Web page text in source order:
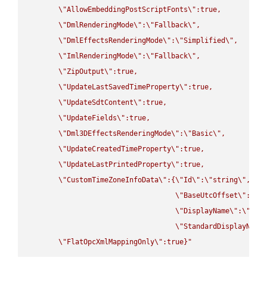
\"AllowEmbeddingPostScriptFonts\" :true,
\" DmlRenderingMode\" :\" Fallback\" ,
\" DmlEffectsRenderingMode\" :\"Simplified\" ,
\"ImlRenderingMode\" :\" Fallback\" ,
\"ZipOutput\" :true,
\"UpdateLastSavedTimeProperty\" :true,
\"UpdateSdtContent\" :true,
\"UpdateFields\" :true,
\" Dml3DEffectsRenderingMode\" :\" Basic\" ,
\"UpdateCreatedTimeProperty\" :true,
\"UpdateLastPrintedProperty\" :true,
\"CustomTimeZoneInfoData\" :{\"Id\" :\"string\" ,
\" BaseUtcOffset\" :
\" DisplayName\" :\"
\"StandardDisplayName
\" FlatOpcXmlMappingOnly\" :true}"